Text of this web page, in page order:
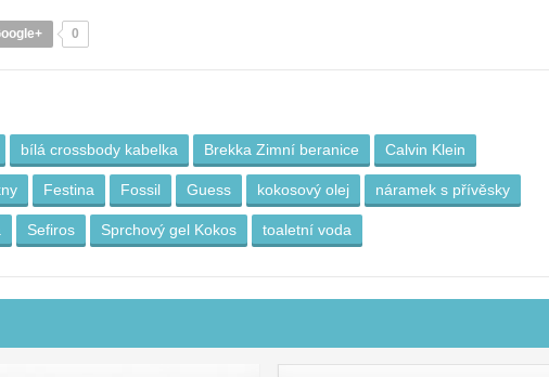
0
bílá crossbody kabelka Brekka Zimní beranice Calvin Klein
Festina Fossil Guess kokosový olej náramek s přívěsky
Sefiros Sprchový gel Kokos toaletní voda